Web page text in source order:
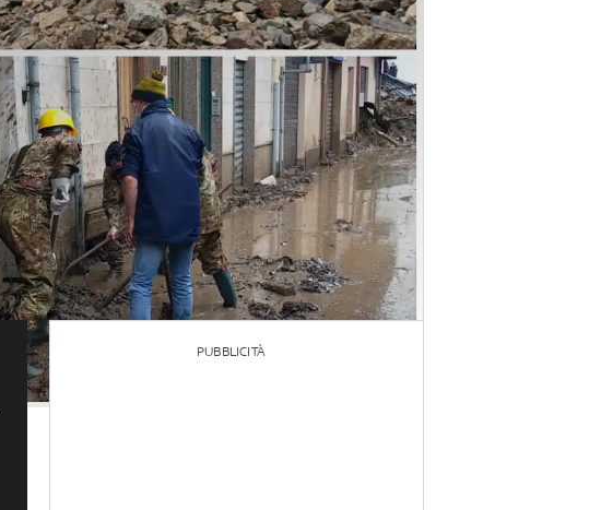
PUBBLICITÀ